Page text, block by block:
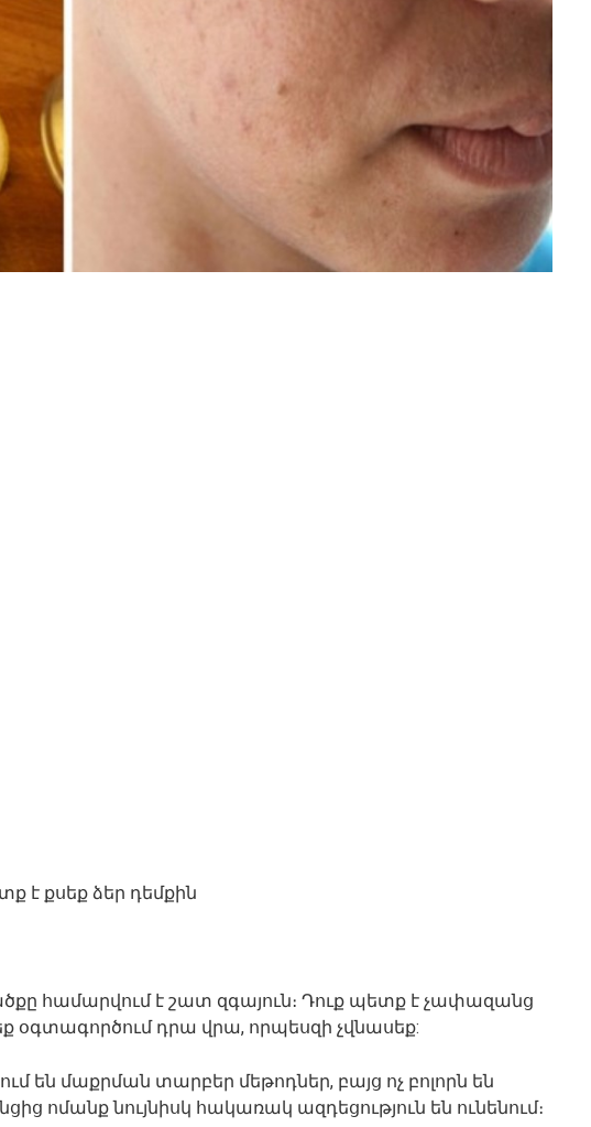
է քսեք ձեր դեմքին
համարվում է շատ զգայուն։ Դուք պետք է չափազանց
եք օգտագործում դրա վրա, որպեսզի չվնասեք:
են մաքրման տարբեր մեթոդներ, բայց ոչ բոլորն են
ոմանք նույնիսկ հակառակ ազդեցություն են ունենում։